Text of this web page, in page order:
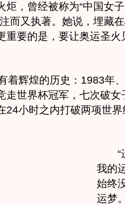
，曾经被称为“中国女
而又执著。她说，埋藏
重要的是，要让奥运圣火
辉煌的历史：1983年
走世界杯冠军，七次破女
24小时之内打破两项世
“遗
我的
始终
运梦